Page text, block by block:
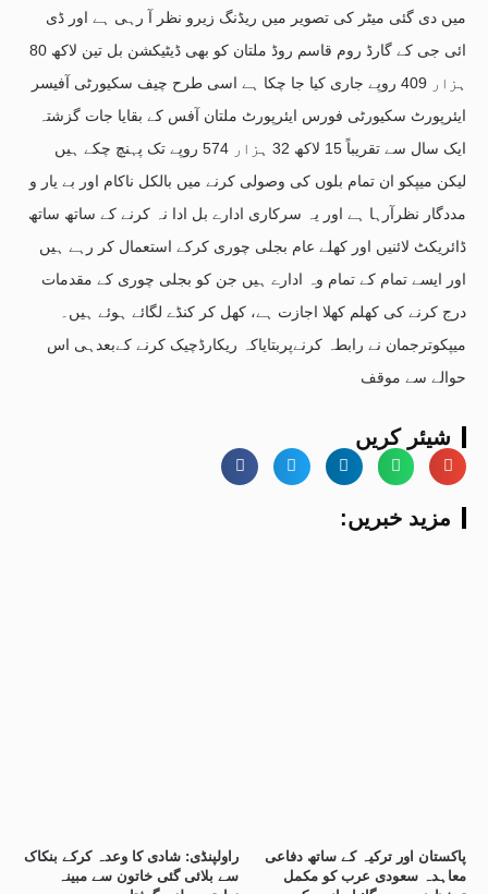
میں دی گئی میٹر کی تصویر میں ریڈنگ زیرو نظر آ رہی ہے اور ڈی
ائی جی کے گارڈ روم قاسم روڈ ملتان کو بھی ڈیٹیکشن بل تین لاکھ 80
ہزار 409 روپے جاری کیا جا چکا ہے اسی طرح چیف سکیورٹی آفیسر
ایئرپورٹ سکیورٹی فورس ایئرپورٹ ملتان آفس کے بقایا جات گزشتہ
ایک سال سے تقریباً 15 لاکھ 32 ہزار 574 روپے تک پہنچ چکے ہیں
لیکن میپکو ان تمام بلوں کی وصولی کرنے میں بالکل ناکام اور بے یار و
مددگار نظرآرہا ہے اور یہ سرکاری ادارے بل ادا نہ کرنے کے ساتھ ساتھ
ڈائریکٹ لائنیں اور کھلے عام بجلی چوری کرکے استعمال کر رہے ہیں
اور ایسے تمام کے تمام وہ ادارے ہیں جن کو بجلی چوری کے مقدمات
درج کرنے کی کھلم کھلا اجازت ہے، کھل کر کنڈے لگائے ہوئے ہیں۔
میپکوترجمان نے رابطہ کرنےپربتایاکہ ریکارڈچیک کرنے کےبعدہی اس
حوالے سے موقف
شیئر کریں
:مزید خبریں
راولپنڈی: شادی کا وعدہ کرکے بنکاک
سے بلائی گئی خاتون سے مبینہ
پاکستان اور ترکیہ کے ساتھ دفاعی
معاہدہ سعودی عرب کو مکمل